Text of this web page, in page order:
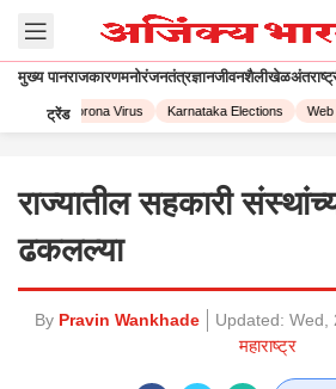
मुख्य पानराजकारणमनोरंजनतंत्रज्ञानजीवनशैलीखेळ
ट्रेंडCorona Virus Karnataka Elections Web
राज्यातील सहकारी
ढकलल्या
By Pravin Wankhade Updated: Wed,
महाराष्ट्र